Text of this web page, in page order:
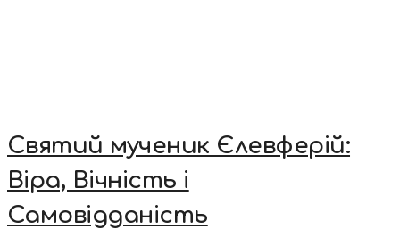
Святий мученик Єлевферій:
Віра, Вічність і
Самовідданість